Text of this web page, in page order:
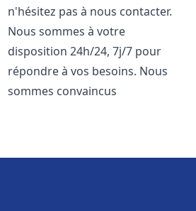
n'hésitez pas à nous contacter.
Nous sommes à votre
disposition 24h/24, 7j/7 pour
répondre à vos besoins. Nous
sommes convaincus